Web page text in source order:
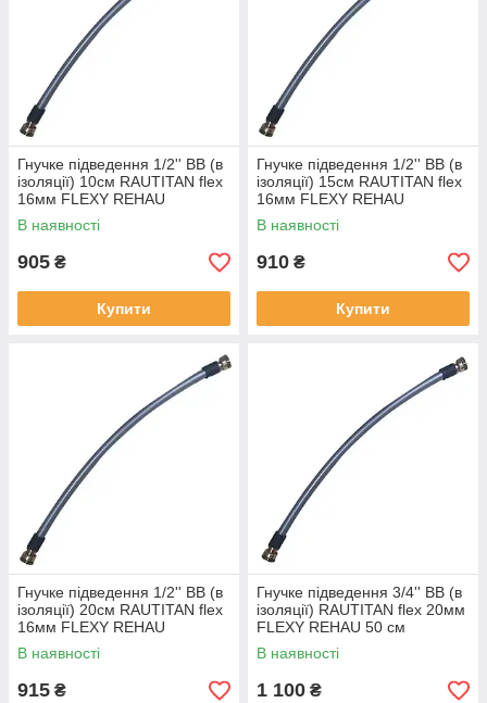
Гнучке підведення 1/2'' ВВ (в
ізоляції) 10см RAUTITAN flex
16мм FLEXY REHAU
В наявності
905 ₴
Купити
Гнучке підведення 1/2'' ВВ (в
ізоляції) 15см RAUTITAN flex
16мм FLEXY REHAU
В наявності
910 ₴
Купити
Гнучке підведення 1/2'' ВВ (в
ізоляції) 20см RAUTITAN flex
16мм FLEXY REHAU
В наявності
915 ₴
Гнучке підведення 3/4'' ВВ (в
ізоляції) RAUTITAN flex 20мм
FLEXY REHAU 50 см
В наявності
1 100 ₴